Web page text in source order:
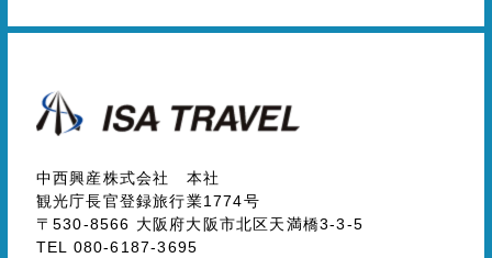
中西興産株式会社 本社
観光庁長官登録旅行業1774号
〒530-8566 大阪府大阪市北区天満橋3-3-5
TEL 080-6187-3695